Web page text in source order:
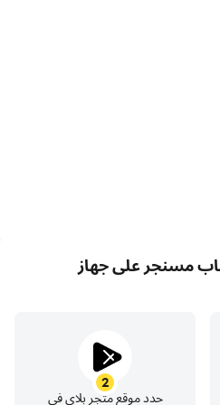
اتصالك التي تستخدم واتساب
مسنجر على جهاز
2
حدد موقع متجر بلاي في